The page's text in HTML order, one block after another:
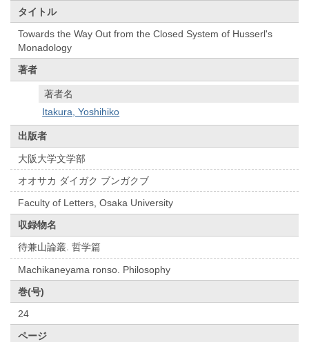
タイトル
Towards the Way Out from the Closed System of Husserl's
Monadology
著者
著者名
Itakura, Yoshihiko
出版者
大阪大学文学部
オオサカ ダイガク ブンガクブ
Faculty of Letters, Osaka University
収録物名
待兼山論叢. 哲学篇
Machikaneyama ronso. Philosophy
巻(号)
24
ページ